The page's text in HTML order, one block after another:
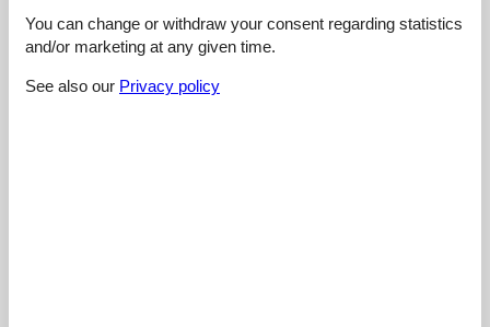
General:
Kein Kühlschrank im Zimmer
4,8
You can change or withdraw your consent regarding statistics
and/or marketing at any given time.
See also our Privacy policy